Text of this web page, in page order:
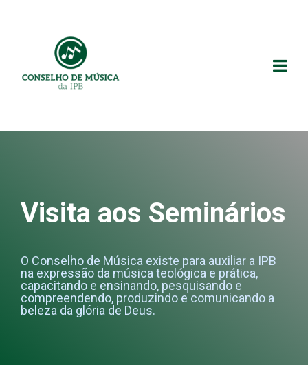
Visita aos Seminários
O Conselho de Música existe para auxiliar a IPB
na expressão da música teológica e prática,
capacitando e ensinando, pesquisando e
compreendendo, produzindo e comunicando a
beleza da glória de Deus.